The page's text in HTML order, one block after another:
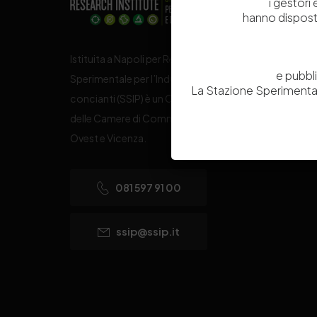
Istituita a Napoli per Regio Decreto nel 1885, la
Sperimentale per l’Industria delle Pelli e delle materie
concianti (SSIP) è un Organismo di Ricerca Nazionale
delle Camere di Commercio di Napoli, Toscana Nord-
Ovest e Vicenza.
081 597 91 00
ssip@ssip.it
hanno
e
La Stazione